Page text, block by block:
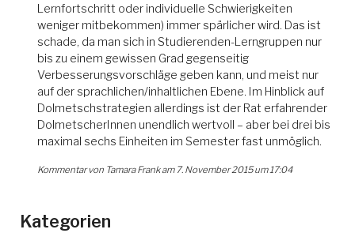
Lernfortschritt oder individuelle Schwierigkeiten
weniger mitbekommen) immer spärlicher wird. Das ist
schade, da man sich in Studierenden-Lerngruppen nur
bis zu einem gewissen Grad gegenseitig
Verbesserungsvorschläge geben kann, und meist nur
auf der sprachlichen/inhaltlichen Ebene. Im Hinblick auf
Dolmetschstrategien allerdings ist der Rat erfahrender
DolmetscherInnen unendlich wertvoll – aber bei drei bis
maximal sechs Einheiten im Semester fast unmöglich.
Kommentar von Tamara Frank am 7. November 2015 um 17:04
Kategorien